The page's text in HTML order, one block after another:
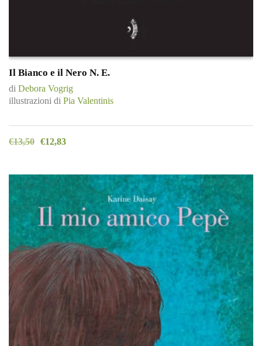
Il Bianco e il Nero N. E.
di Debora Vogrig
illustrazioni di Pia Valentinis
€13,50 €12,83